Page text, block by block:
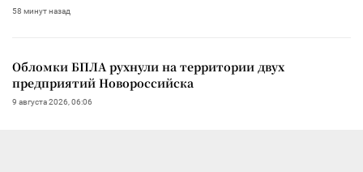
58 минут назад
Обломки БПЛА рухнули на территории двух
предприятий Новороссийска
9 августа 2026, 06:06